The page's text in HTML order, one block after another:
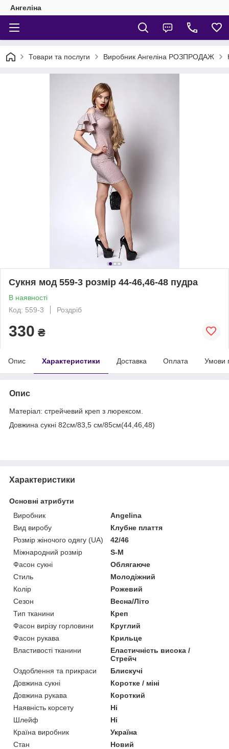
Ангеліна
Товари та послуги Виробник Ангеліна РОЗПРОДАЖ
Сукня мод 559-3 розмір 44-46,46-48 пудра
В наявності
Код: 559-3
Роздріб
330 ₴
Опис Характеристики Доставка Оплата Умови
Опис
Матеріал: стрейчевий креп з люрексом.
Довжина сукні 82см/83,5 см/85см(44,46,48)
Характеристики
Основні атрибути
Виробник
Angelina
Вид виробу
Клубне плаття
Розмір жіночого одягу (UA)
42/46
Міжнародний розмір
S-M
Фасон сукні
Облягаюче
Стиль
Молодіжний
Колір
Рожевий
Сезон
Весна/Літо
Тип тканини
Креп
Фасон вирізу горловини
Круглий
Фасон рукава
Крильце
Властивості тканини
Еластичність висока /
Стрейч
Оздоблення та прикраси
Блискучі
Довжина сукні
Коротке / міні
Довжина рукава
Короткий
Наявність корсету
Ні
Шлейф
Ні
Країна виробник
Україна
Стан
Новий